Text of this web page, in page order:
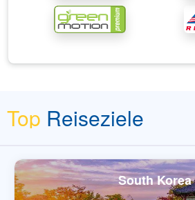
Top Reiseziele
South Korea